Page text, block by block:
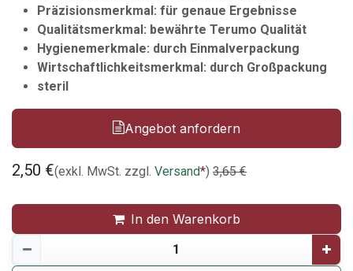
Präzisionsmerkmal: für genaue Ergebnisse
Qualitätsmerkmal: bewährte Terumo Qualität
Hygienemerkmale: durch Einmalverpackung
Wirtschaftlichkeitsmerkmal: durch Großpackung
steril
Angebot anfordern
2,50 €(exkl. MwSt. zzgl. Versand*) 3,65€
In den Warenkorb